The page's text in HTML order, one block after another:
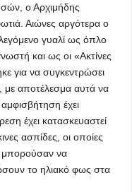
ο Αρχιμήδης
Αιώνες αργότερα ο
γυαλί ως όπλο
και ως οι «Ακτίνες
για να συγκεντρώσει
με αποτέλεσμα αυτά να
έχει
έχει κατασκευαστεί
ασπίδες, οι οποίες
μπορούσαν να
το ηλιακό φως στα